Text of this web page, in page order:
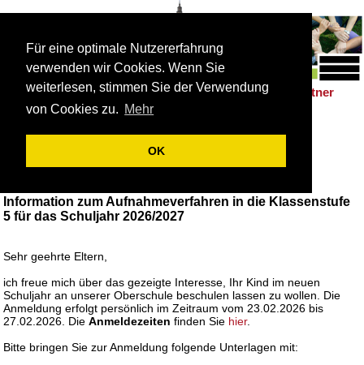
Für eine optimale Nutzererfahrung
verwenden wir Cookies. Wenn Sie
weiterlesen, stimmen Sie der Verwendung
von Cookies zu. Mehr
OK
Schulleben |Förderung | Berufsorientierung Partner
Information zum Aufnahmeverfahren in die Klassenstufe
5 für das Schuljahr 2026/2027
Sehr geehrte Eltern,
ich freue mich über das gezeigte Interesse, Ihr Kind im neuen
Schuljahr an unserer Oberschule beschulen lassen zu wollen. Die
Anmeldung erfolgt persönlich im Zeitraum vom 23.02.2026 bis
27.02.2026. DieAnmeldezeiten finden Sie hier.
Bitte bringen Sie zur Anmeldung folgende Unterlagen mit: